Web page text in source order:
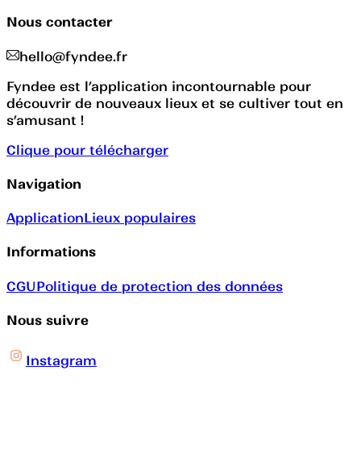
Nous contacter
hello@fyndee.fr
Fyndee est l’application incontournable pour
découvrir de nouveaux lieux et se cultiver tout en
s’amusant !
Clique pour télécharger
Navigation
ApplicationLieux populaires
Informations
CGUPolitique de protection des données
Nous suivre
Instagram